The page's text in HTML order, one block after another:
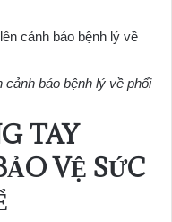
báo bệnh lý về phổi
TAY
VỆ SỨC